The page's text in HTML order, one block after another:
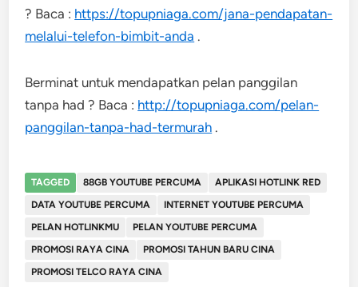
? Baca : https://topupniaga.com/jana-pendapatan-
melalui-telefon-bimbit-anda .
Berminat untuk mendapatkan pelan panggilan
tanpa had ? Baca : http://topupniaga.com/pelan-
panggilan-tanpa-had-termurah .
TAGGED 88GB YOUTUBE PERCUMA
APLIKASI HOTLINK RED
DATA YOUTUBE PERCUMA
INTERNET YOUTUBE PERCUMA
PELAN HOTLINKMU
PELAN YOUTUBE PERCUMA
PROMOSI RAYA CINA
PROMOSI TAHUN BARU CINA
PROMOSI TELCO RAYA CINA